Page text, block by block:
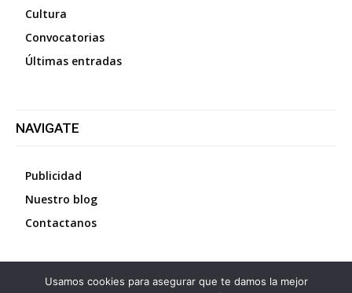
Cultura
Convocatorias
Últimas entradas
NAVIGATE
Publicidad
Nuestro blog
Contactanos
Usamos cookies para asegurar que te damos la mejor